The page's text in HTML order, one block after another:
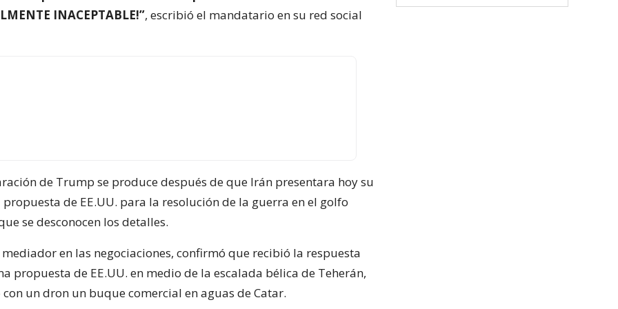
INACEPTABLE!”, escribió el mandatario en su red social
de Trump se produce después de que Irán presentara hoy su
de EE.UU. para la resolución de la guerra en el golfo
se desconocen los detalles.
en las negociaciones, confirmó que recibió la respuesta
propuesta de EE.UU. en medio de la escalada bélica de Teherán,
un dron un buque comercial en aguas de Catar.